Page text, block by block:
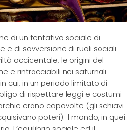
di un tentativo sociale di
e di sovversione di ruoli sociali
occidentale, le origini del
e rintracciabili nei saturnali
cui, in un periodo limitato di
di rispettare leggi e costumi
erano capovolte (gli schiavi
poteri). Il mondo, in quei